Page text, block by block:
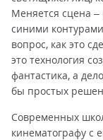
Меняется сцена
синими
вопрос, как это
это технология
фантастика, а
бы простых
Современных
кинематографу с